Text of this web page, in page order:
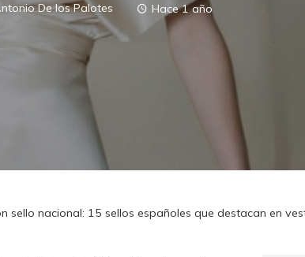
De los Palotes Hace 1 año
sello nacional: 15 sellos españoles que destacan en